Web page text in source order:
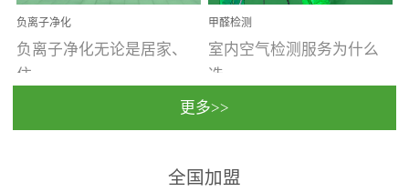
负离子净化
负离子净化无论是居家、
住...
动，人类长时间停留的室
甲醛检测
室内空气检测服务为什么
选...
行国家规定的标准检测方
更多>>
全国加盟